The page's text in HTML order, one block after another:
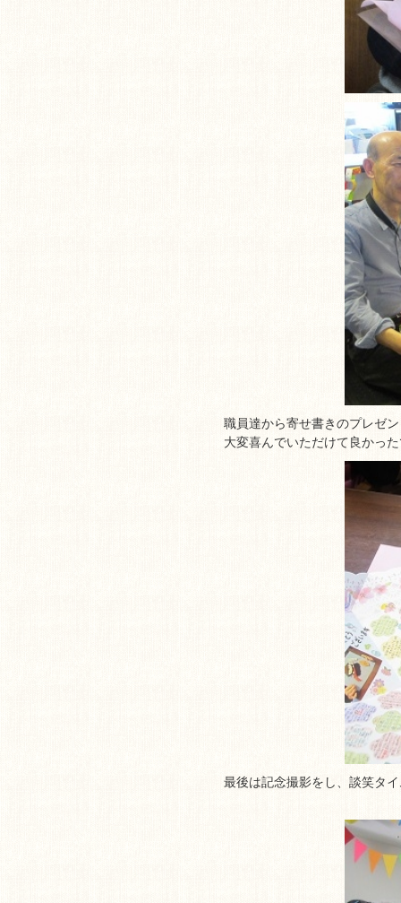
職員達から寄せ書きのプレゼ
大変喜んでいただけて良かっ
最後は記念撮影をし、談笑タ